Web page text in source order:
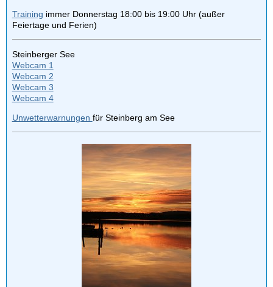
Training immer Donnerstag 18:00 bis 19:00 Uhr (außer
Feiertage und Ferien)
Steinberger See
Webcam 1
Webcam 2
Webcam 3
Webcam 4
Unwetterwarnungen für Steinberg am See